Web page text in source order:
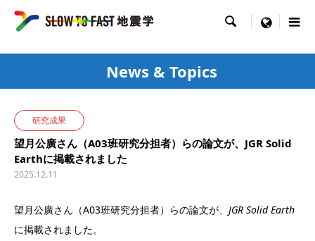
 menu
News & Topics
研究成果
望月公廣さん（A03班研究分担者）らの論文が、JGR Solid
Earthに掲載されました
2025.12.11
望月公廣さん（A03班研究分担者）らの論文が、 JGR Solid Earth
に掲載されました。